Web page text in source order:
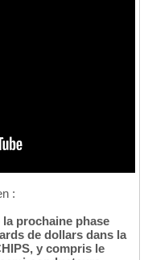
:
prochaine phase
de dollars dans la
y compris le